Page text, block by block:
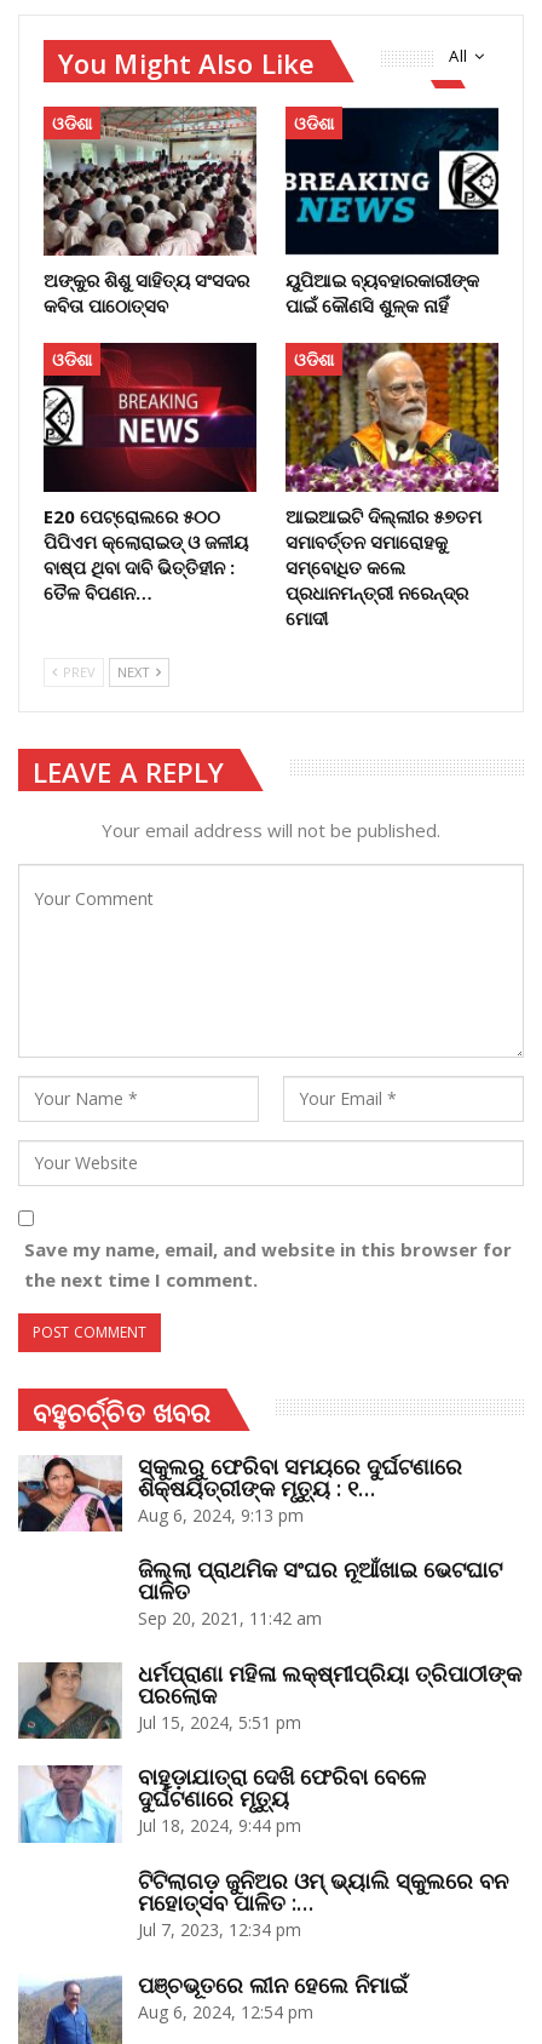
All
You Might Also Like
ଓଡିଶା
ଅଙ୍କୁର ଶିଶୁ ସାହିତ୍ୟ ସଂସଦର
କବିତା ପାଠୋତ୍ସବ
ଓଡିଶା
ୟୁପିଆଇ ବ୍ୟବହାରକାରୀଙ୍କ
ପାଇଁ କୌଣସି ଶୁଳ୍କ ନାହିଁ
ଓଡିଶା
E20 ପେଟ୍ରୋଲରେ ୫୦୦
ପିପିଏମ କ୍ଲୋରାଇଡ୍ ଓ ଜଳୀୟ
ବାଷ୍ପ ଥିବା ଦାବି ଭିତ୍ତିହୀନ :
ତୈଳ ବିପଣନ…
ଓଡିଶା
ଆଇଆଇଟି ଦିଲ୍ଲୀର ୫୭ତମ
ସମାବର୍ତ୍ତନ ସମାରୋହକୁ
ସମ୍ବୋଧିତ କଲେ
ପ୍ରଧାନମନ୍ତ୍ରୀ ନରେନ୍ଦ୍ର
ମୋଦୀ
PREV NEXT
LEAVE A REPLY
Your email address will not be published.
Save my name, email, and website in this browser for
the next time I comment.
ବହୁଚର୍ଚ୍ଚିତ ଖବର
ସ୍କୁଲରୁ ଫେରିବା ସମୟରେ ଦୁର୍ଘଟଣାରେ
ଶିକ୍ଷୟିତ୍ରୀଙ୍କ ମୃତ୍ୟୁ : ୧…
Aug 6, 2024, 9:13 pm
ଜିଲ୍ଲା ପ୍ରାଥମିକ ସଂଘର ନୂଆଁଖାଇ ଭେଟଘାଟ
ପାଳିତ
Sep 20, 2021, 11:42 am
ଧର୍ମପ୍ରାଣା ମହିଳା ଲକ୍ଷ୍ମୀପ୍ରିୟା ତ୍ରିପାଠୀଙ୍କ
ପରଲୋକ
Jul 15, 2024, 5:51 pm
ବାହୁଡ଼ାଯାତ୍ରା ଦେଖି ଫେରିବା ବେଳେ
ଦୁର୍ଘଟଣାରେ ମୃତ୍ୟୁ
Jul 18, 2024, 9:44 pm
ଟିଟିଲାଗଡ଼ ଜୁନିଅର ଓମ୍‌ ଭ୍ୟାଲି ସ୍କୁଲରେ ବନ
ମହୋତ୍ସବ ପାଳିତ :…
Jul 7, 2023, 12:34 pm
ପଞ୍ଚଭୂତରେ ଲୀନ ହେଲେ ନିମାଇଁ
Aug 6, 2024, 12:54 pm